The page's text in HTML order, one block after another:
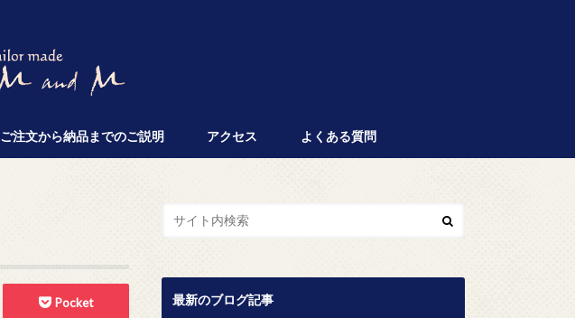
ご注文から納品までのご説明 アクセス よくある質問
Pocket 最新のブログ記事